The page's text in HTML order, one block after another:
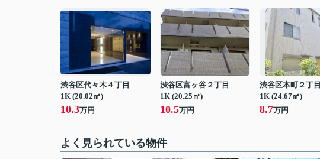
渋谷区代々木４丁目
1K (20.02㎡)
10.3万円
渋谷区富ヶ谷２丁目
1K (20.25㎡)
10.5万円
渋谷区本町２丁目
1K (24.67㎡)
8.7万円
よく見られている物件